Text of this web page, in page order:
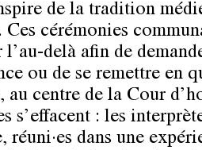
de la tradition
cérémonies
delà afin de
ou de se remettre en
au centre de la Cour
s’effacent : les
réuni·es dans une